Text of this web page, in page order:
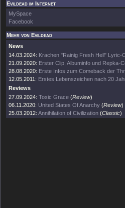
Evildead im Internet
MySpace
Facebook
Mehr von Evildead
News
14.03.2024: Krachen "Rainig Fresh Hell" Lyric-
21.09.2020: Erster Clip, Albuminfo und Repka-
28.08.2020: Erste Infos zum Comeback der
12.05.2011: Erstes Lebenszeichen nach 20
Reviews
27.09.2024: Toxic Grace (Review)
06.11.2020: United States Of Anarchy (Review)
25.03.2012: Annihilation of Civilization (Classic)